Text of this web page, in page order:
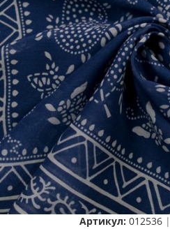
Артикул: 012536|